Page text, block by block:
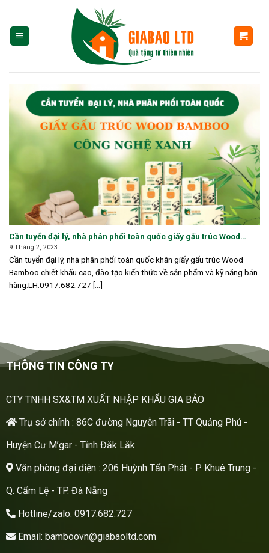
content
Cần tuyển đại lý, nhà phân phối toàn quốc giấy gấu trúc Wood
Bamboo
9 Tháng 2, 2023
Cần tuyển đại lý, nhà phân phối toàn quốc khăn giấy gấu trúc Wood
Bamboo chiết khấu cao, đào tạo kiến thức về sản phẩm và kỹ năng bán
hàng.LH:0917.682.727 [...]
THÔNG TIN CÔNG TY
CTY TNHH SX&TM XUẤT NHẬP KHẨU GIA BẢO
Trụ sở chính : 86C đường Nguyễn Trãi - TT Quảng Phú -
Huyện Cư M’gar - Tỉnh Đăk Lăk
Văn phòng đại diện : 206 Huỳnh Tấn Phát - P. Khuê Trung -
Q. Cẩm Lệ - TP. Đà Nẵng
Hotline/zalo: 0917.682.727
Email: bamboovn@giabaoltd.com